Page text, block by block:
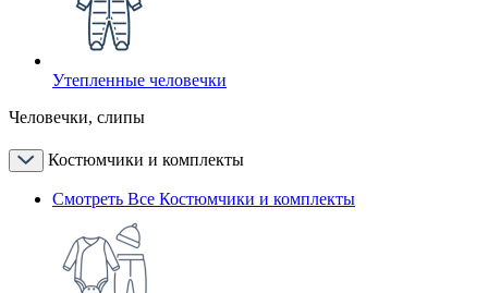
Утепленные человечки
Человечки, слипы
Костюмчики и комплекты
Смотреть Все Костюмчики и комплекты